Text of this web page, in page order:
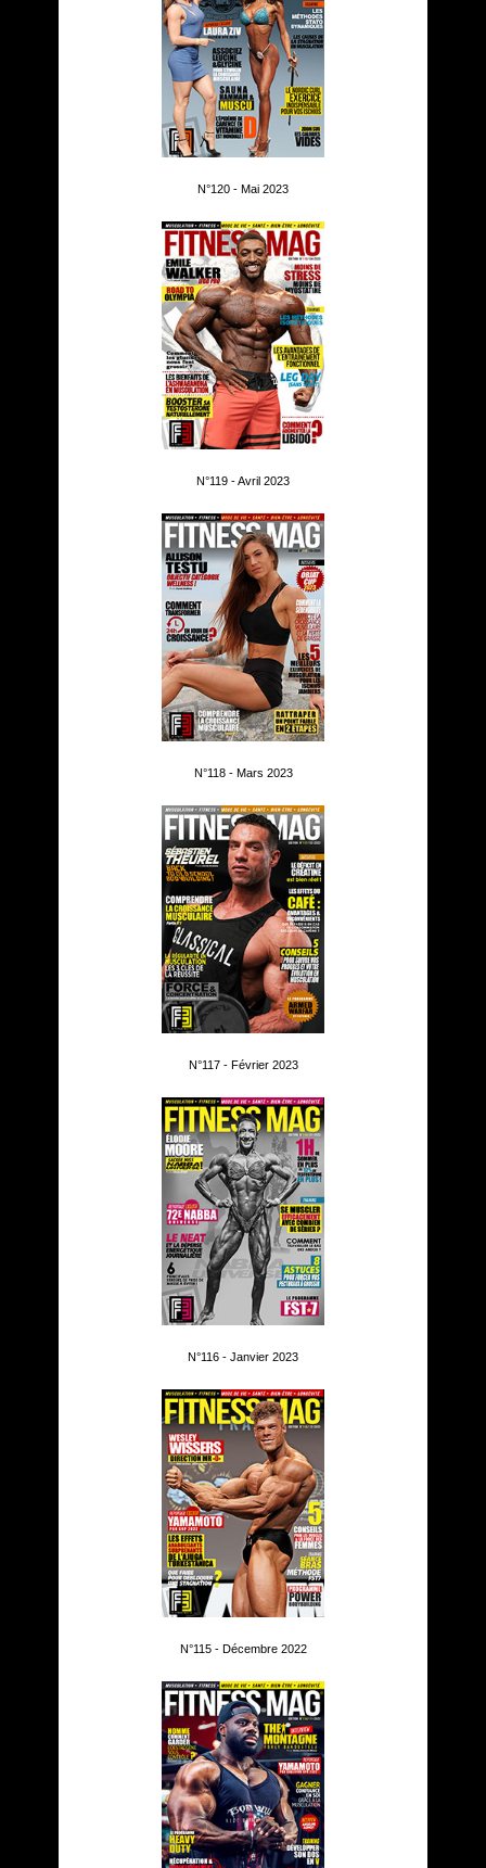
N°120 - Mai 2023
N°119 - Avril 2023
N°118 - Mars 2023
N°117 - Février 2023
N°116 - Janvier 2023
N°115 - Décembre 2022